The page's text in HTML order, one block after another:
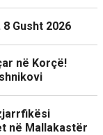
Gusht 2026
në Korçë!
në Mallakastër